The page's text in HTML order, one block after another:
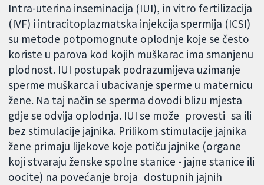
Intra-uterina inseminacija (IUI), in vitro fertilizacija
(IVF) i intracitoplazmatska injekcija spermija (ICSI)
su metode potpomognute oplodnje koje se često
koriste u parova kod kojih muškarac ima smanjenu
plodnost. IUI postupak podrazumijeva uzimanje
sperme muškarca i ubacivanje sperme u maternicu
žene. Na taj način se sperma dovodi blizu mjesta
gdje se odvija oplodnja. IUI se može provesti sa ili
bez stimulacije jajnika. Prilikom stimulacije jajnika
žene primaju lijekove koje potiču jajnike (organe
koji stvaraju ženske spolne stanice - jajne stanice ili
oocite) na povećanje broja dostupnih jajnih